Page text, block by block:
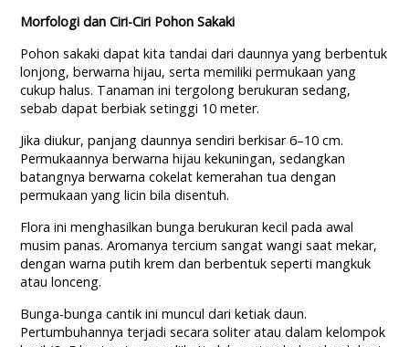
Morfologi dan Ciri-Ciri Pohon Sakaki
Pohon sakaki dapat kita tandai dari daunnya yang berbentuk
lonjong, berwarna hijau, serta memiliki permukaan yang
cukup halus. Tanaman ini tergolong berukuran sedang,
sebab dapat berbiak setinggi 10 meter.
Jika diukur, panjang daunnya sendiri berkisar 6–10 cm.
Permukaannya berwarna hijau kekuningan, sedangkan
batangnya berwarna cokelat kemerahan tua dengan
permukaan yang licin bila disentuh.
Flora ini menghasilkan bunga berukuran kecil pada awal
musim panas. Aromanya tercium sangat wangi saat mekar,
dengan warna putih krem dan berbentuk seperti mangkuk
atau lonceng.
Bunga-bunga cantik ini muncul dari ketiak daun.
Pertumbuhannya terjadi secara soliter atau dalam kelompok